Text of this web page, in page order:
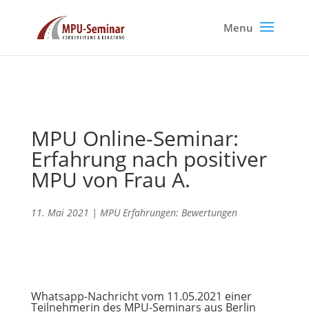
MPU Online-Seminar:
Erfahrung nach positiver
MPU von Frau A.
11. Mai 2021 | MPU Erfahrungen: Bewertungen
Whatsapp-Nachricht vom 11.05.2021 einer
Teilnehmerin des MPU-Seminars aus Berlin